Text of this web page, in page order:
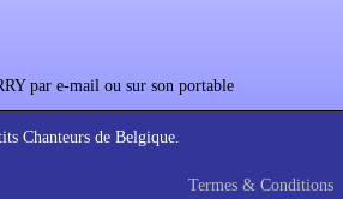
par e-mail ou sur son portable
Chanteurs de Belgique.
Termes & Conditions